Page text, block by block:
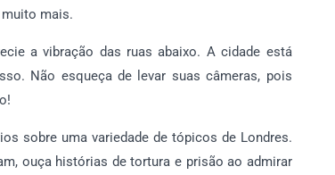
mais.
a vibração das ruas abaixo. A cidade está
Não esqueça de levar suas câmeras, pois
sobre uma variedade de tópicos de Londres.
ouça histórias de tortura e prisão ao admirar